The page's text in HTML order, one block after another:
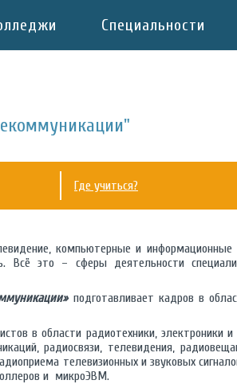
Специальности
Где учиться?
компьютерные и
Всё это – сферы деятельности
подготавливает кадров в
в области радиотехники,
радиосвязи, телевидения,
телевизионных и звуковых
и микроЭВМ.